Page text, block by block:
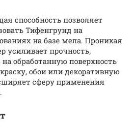
способность позволяет
Тифенгрунд на
на базе мела. Проникая
усиливает прочность,
обработанную поверхность
обои или декоративную
сферу применения